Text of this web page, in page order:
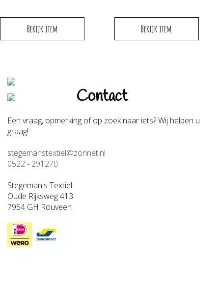
Bekijk item Bekijk item
Contact
Een vraag, opmerking of op zoek naar iets? Wij helpen u
graag!
stegemanstextiel@zonnet.nl
0522 - 291270
Stegeman's Textiel
Oude Rijksweg 413
7954 GH Rouveen